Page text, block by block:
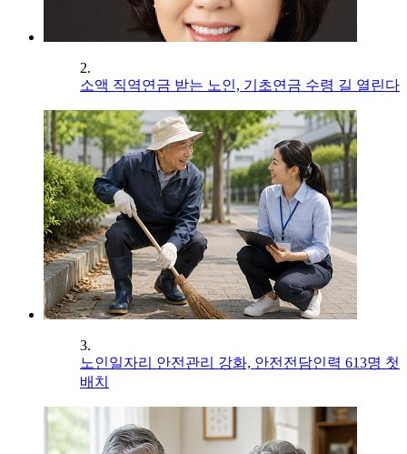
2.
소액 직역연금 받는 노인, 기초연금 수령 길 열린다
3.
노인일자리 안전관리 강화, 안전전담인력 613명 첫
배치